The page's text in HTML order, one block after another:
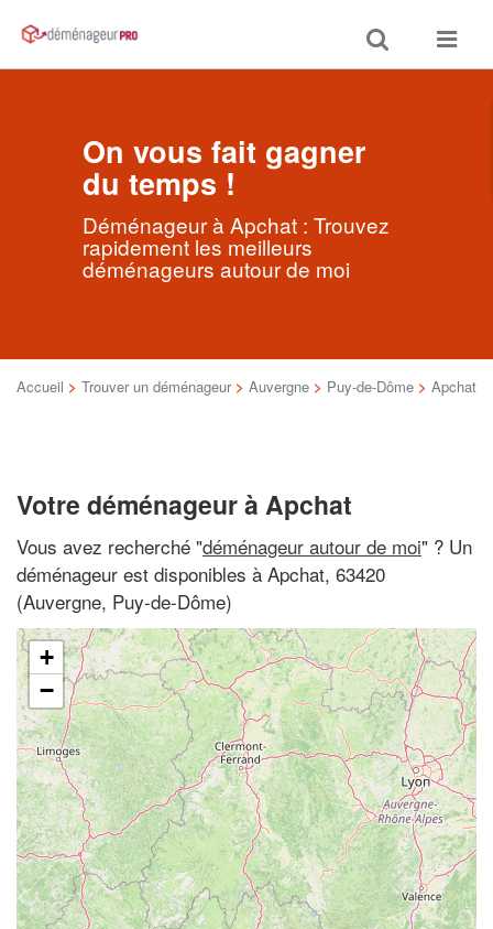
Toggle
search
Toggle
On vous fait gagner
du temps !
Déménageur à Apchat : Trouvez
rapidement les meilleurs
déménageurs autour de moi
Accueil > Trouver un déménageur > Auvergne > Puy-de-Dôme > Apchat
Votre déménageur à Apchat
Vous avez recherché "déménageur autour de moi" ? Un
déménageur est disponibles à Apchat, 63420
(Auvergne, Puy-de-Dôme)
+
−